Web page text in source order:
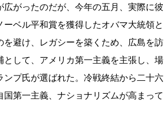
がったのだが、今年の五月、実際に彼
ベル平和賞を獲得したオバマ大統領と
避け、レガシーを築くため、広島を訪
して、アメリカ第一主義を主張し、場
プ氏が選ばれた。冷戦終結から二十六
第一主義、ナショナリズムが高まって